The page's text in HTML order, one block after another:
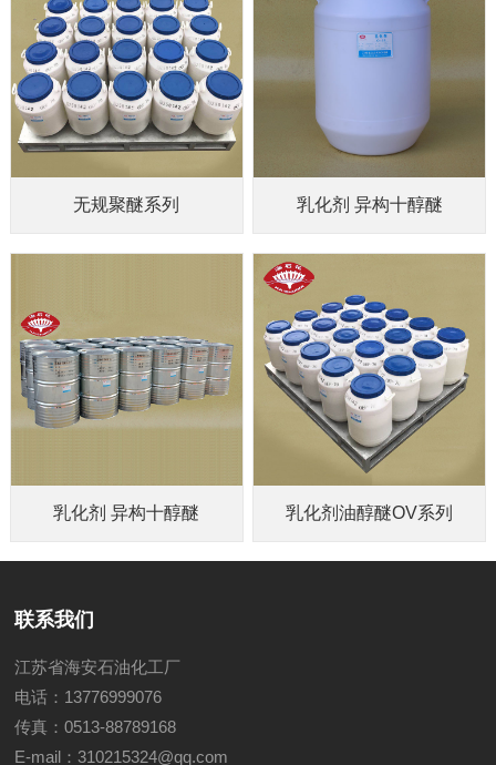
无规聚醚系列 乳化剂 异构十醇醚
乳化剂 异构十醇醚 乳化剂油醇醚OV系列
联系我们
江苏省海安石油化工厂
电话：13776999076
传真：0513-88789168
E-mail：310215324@qq.com